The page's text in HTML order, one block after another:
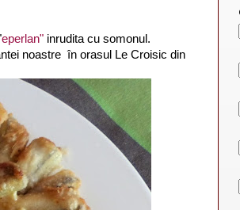
eperlan" inrudita cu somonul.
noastre în orasul Le Croisic din